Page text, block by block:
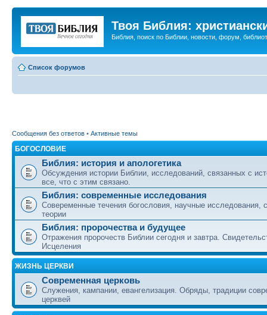
Твоя Библия:
Библия, поиск по Библии, новости, форум,
Список форумов
Сообщения без ответов • Активные темы
БОГОСЛОВИЕ
Библия: история и апологетика
Обсуждения истории Библии, исследований, связанных с
все, что с этим связано.
Библия: современные исследования
Совеременные течения богословия, научные исследования,
теории
Библия: пророчества и будущее
Отражения пророчеств Библии сегодня и завтра.
Исцеления
ЖИЗНЬ ЦЕРКВИ
Современная церковь
Служения, кампании, евангелизация. Обряды, традиции
церквей